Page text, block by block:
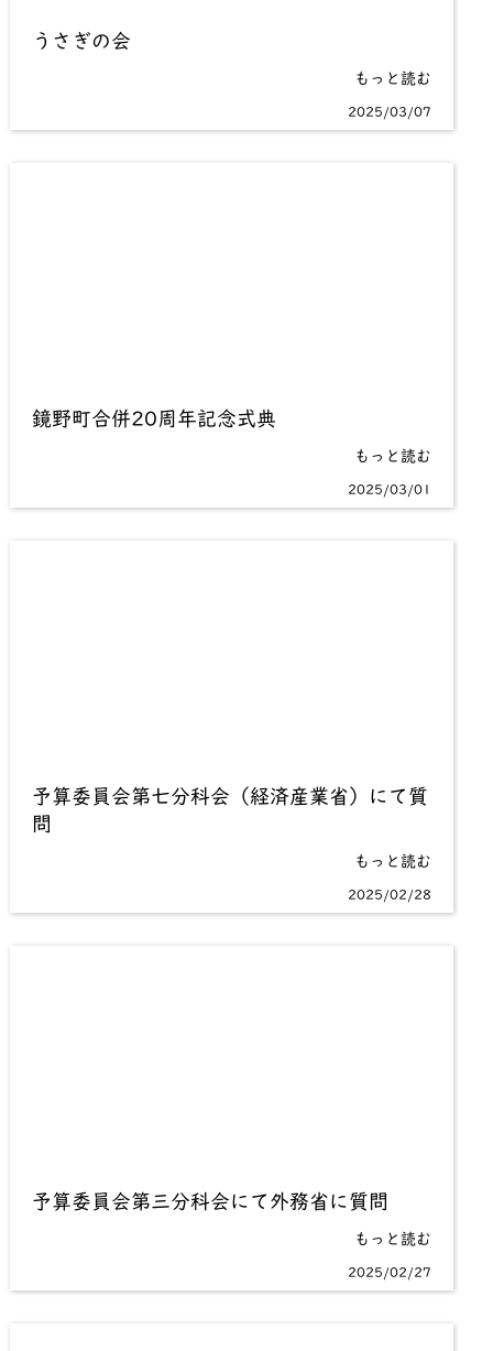
うさぎの会
もっと読む
2025/03/07
鏡野町合併20周年記念式典
もっと読む
2025/03/01
予算委員会第七分科会（経済産業省）にて質
問
もっと読む
2025/02/28
予算委員会第三分科会にて外務省に質問
もっと読む
2025/02/27